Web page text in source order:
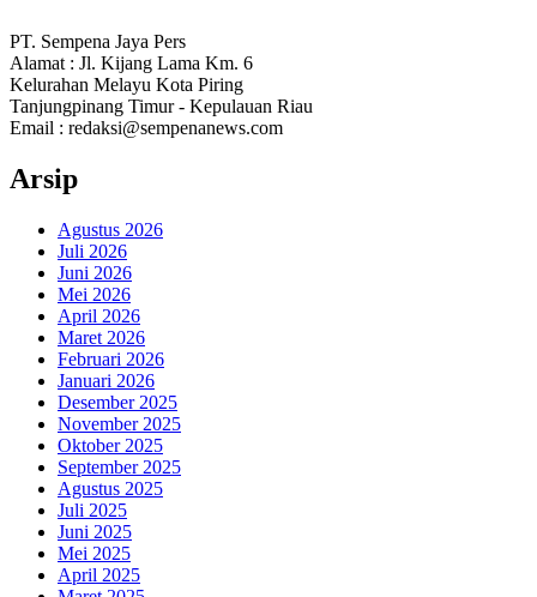
PT. Sempena Jaya Pers
Alamat : Jl. Kijang Lama Km. 6
Kelurahan Melayu Kota Piring
Tanjungpinang Timur - Kepulauan Riau
Email : redaksi@sempenanews.com
Arsip
Agustus 2026
Juli 2026
Juni 2026
Mei 2026
April 2026
Maret 2026
Februari 2026
Januari 2026
Desember 2025
November 2025
Oktober 2025
September 2025
Agustus 2025
Juli 2025
Juni 2025
Mei 2025
April 2025